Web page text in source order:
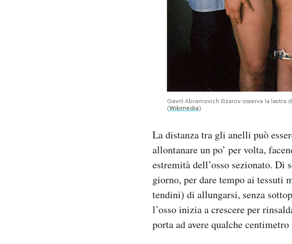
Gavril Abramovich Ilizarov osserva la
(Wikimedia)
La distanza tra gli anelli può
allontanare un po’ per volta,
estremità dell’osso sezionato.
giorno, per dare tempo ai tessuti
tendini) di allungarsi, senza
l’osso inizia a crescere per
porta ad avere qualche